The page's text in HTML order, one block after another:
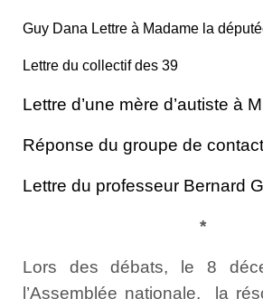
Guy Dana Lettre à Madame la
Lettre du collectif des 39
Lettre d’une mère d’autiste à
Réponse du groupe de contact
Lettre du professeur Bernard
*
Lors des débats, le 8
l’Assemblée nationale, la